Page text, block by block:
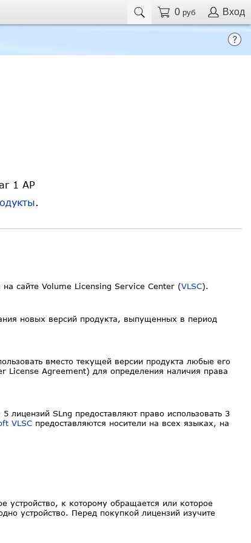
0 руб Вход
1 AP
.
сайте Volume Licensing Service Center (VLSC).
новых версий продукта, выпущенных в период
вместо текущей версии продукта любые его
License Agreement) для определения наличия права
SLng предоставляют право использовать 3
VLSC предоставляются носители на всех языках, на
к которому обращается или которое
устройство. Перед покупкой лицензий изучите